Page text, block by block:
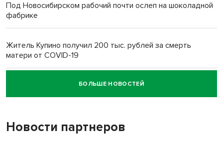
Под Новосибирском рабочий почти ослеп на шоколадной
фабрике
Житель Купино получил 200 тыс. рублей за смерть
матери от COVID-19
Новосибирский суд наказал водителя за смерть
пенсионерки на вокзале
БОЛЬШЕ НОВОСТЕЙ
Новости партнеров